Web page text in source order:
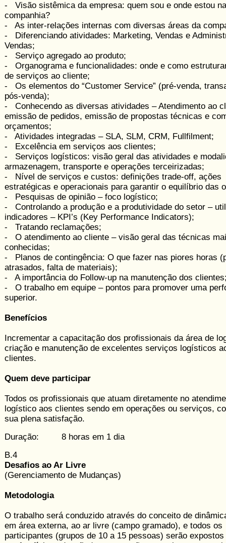
- Visão sistêmica da empresa: quem sou e onde estou na
companhia?
- As inter-relações internas com diversas áreas da
- Diferenciando atividades: Marketing, Vendas e
Vendas;
- Serviço agregado ao produto;
- Organograma e funcionalidades: onde e como
de serviços ao cliente;
- Os elementos do “Customer Service” (pré-venda,
pós-venda);
- Conhecendo as diversas atividades – Atendimento ao
emissão de pedidos, emissão de propostas técnicas e
orçamentos;
- Atividades integradas – SLA, SLM, CRM, Fullfilment;
- Excelência em serviços aos clientes;
- Serviços logísticos: visão geral das atividades e
armazenagem, transporte e operações terceirizadas;
- Nível de serviços e custos: definições trade-off, ações
estratégicas e operacionais para garantir o equilíbrio das
- Pesquisas de opinião – foco logístico;
- Controlando a produção e a produtividade do setor –
indicadores – KPI’s (Key Performance Indicators);
- Tratando reclamações;
- O atendimento ao cliente – visão geral das técnicas
conhecidas;
- Planos de contingência: O que fazer nas piores horas
atrasados, falta de materiais);
- A importância do Follow-up na manutenção dos
- O trabalho em equipe – pontos para promover uma
superior.
Benefícios
Incrementar a capacitação dos profissionais da área de
criação e manutenção de excelentes serviços logísticos
clientes.
Quem deve participar
Todos os profissionais que atuam diretamente no
logístico aos clientes sendo em operações ou serviços,
sua plena satisfação.
Duração: 8 horas em 1 dia
B.4
Desafios ao Ar Livre
(Gerenciamento de Mudanças)
Metodologia
O trabalho será conduzido através do conceito de
em área externa, ao ar livre (campo gramado), e todos os
participantes (grupos de 10 a 15 pessoas) serão